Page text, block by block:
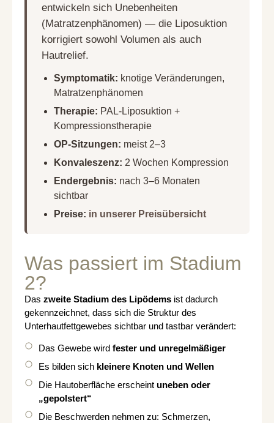
entwickeln sich Unebenheiten
(Matratzenphänomen) — die Liposuktion
korrigiert sowohl Volumen als auch
Hautrelief.
Symptomatik: knotige Veränderungen,
Matratzenphänomen
Therapie: PAL-Liposuktion +
Kompressionstherapie
OP-Sitzungen: meist 2–3
Konvaleszenz: 2 Wochen Kompression
Endergebnis: nach 3–6 Monaten
sichtbar
Preise: in unserer Preisübersicht
Was passiert im Stadium
2?
Das zweite Stadium des Lipödems ist dadurch
gekennzeichnet, dass sich die Struktur des
Unterhautfettgewebes sichtbar und tastbar verändert:
Das Gewebe wird fester und unregelmäßiger
Es bilden sich kleinere Knoten und Wellen
Die Hautoberfläche erscheint uneben oder
„gepolstert“
Die Beschwerden nehmen zu: Schmerzen,